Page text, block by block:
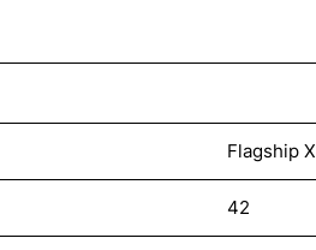
Flagship X
42